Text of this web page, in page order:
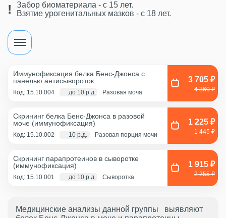
Забор биоматериала - c 15 лет.
Взятие урогенитальных мазков - с 18 лет.
Иммунофиксация белка Бенс-Джонса с
панелью антисывороток
Код: 15.10.004 до 10 р.д. Разовая моча
3 705 ₽
4 360 ₽
Скрининг белка Бенс-Джонса в разовой
моче (иммунофиксация)
Код: 15.10.002 10 р.д. Разовая порция мочи
1 225 ₽
1 445 ₽
Скрининг парапротеинов в сыворотке
(иммунофиксация)
Код: 15.10.001 до 10 р.д. Сыворотка
1 915 ₽
2 255 ₽
Медицинские анализы данной группы выявляют